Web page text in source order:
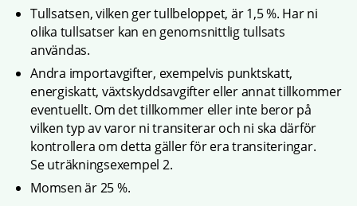
Tullsatsen, vilken ger tullbeloppet, är 1,5 %. Har ni
olika tullsatser kan en genomsnittlig tullsats
användas.
Andra importavgifter, exempelvis punktskatt,
energiskatt, växtskyddsavgifter eller annat tillkommer
eventuellt. Om det tillkommer eller inte beror på
vilken typ av varor ni transiterar och ni ska därför
kontrollera om detta gäller för era transiteringar.
Se uträkningsexempel 2.
Momsen är 25 %.